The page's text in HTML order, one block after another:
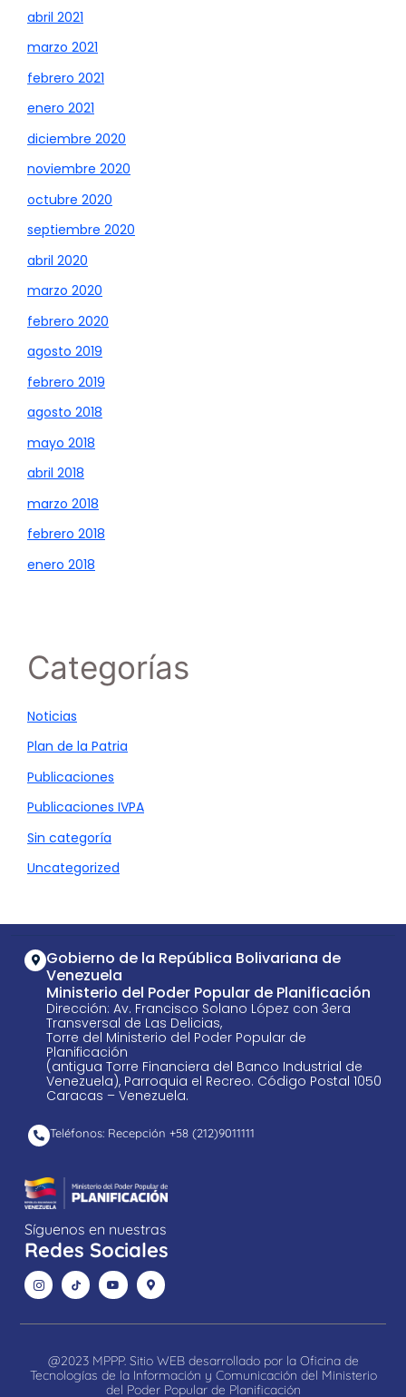
abril 2021
marzo 2021
febrero 2021
enero 2021
diciembre 2020
noviembre 2020
octubre 2020
septiembre 2020
abril 2020
marzo 2020
febrero 2020
agosto 2019
febrero 2019
agosto 2018
mayo 2018
abril 2018
marzo 2018
febrero 2018
enero 2018
Categorías
Noticias
Plan de la Patria
Publicaciones
Publicaciones IVPA
Sin categoría
Uncategorized
Gobierno de la República Bolivariana de
Venezuela
Ministerio del Poder Popular de Planificación
Dirección: Av. Francisco Solano López con 3era
Transversal de Las Delicias,
Torre del Ministerio del Poder Popular de
Planificación
(antigua Torre Financiera del Banco Industrial de
Venezuela), Parroquia el Recreo. Código Postal 1050
Caracas – Venezuela.
Teléfonos: Recepción +58 ​(212)9011111
Síguenos en nuestras
Redes Sociales
@2023 MPPP. Sitio WEB desarrollado por la Oficina de
Tecnologías de la Información y Comunicación del Ministerio
del Poder Popular de Planificación